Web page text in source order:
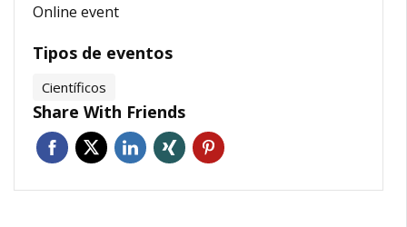
Online event
Tipos de eventos
Científicos
Share With Friends